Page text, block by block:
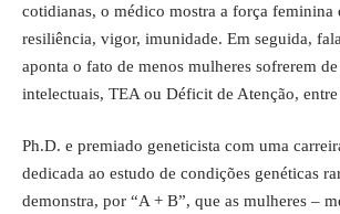
cotidianas, o médico mostra a força feminina
resiliência, vigor, imunidade. Em seguida,
aponta o fato de menos mulheres sofrerem
intelectuais, TEA ou Déficit de Atenção,
Ph.D. e premiado geneticista com uma
dedicada ao estudo de condições genéticas
demonstra, por “A + B”, que as mulheres –